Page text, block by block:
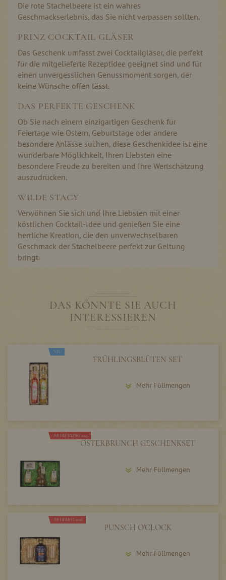
Die rote Stachelbeere ist ein wahres
Geschmackserlebnis, das Sie nicht verpassen sollten.
PRINZ COCKTAIL GLÄSER
Das Geschenk umfasst zwei Cocktailgläser, die perfekt
für die mitgelieferte Rezeptidee geeignet sind und für
einen unvergesslichen Genussmoment sorgen, der
keine Wünsche offen lässt.
DAS PERFEKTE GESCHENK
Ob Sie nach einem einzigartigen Geschenk für
Feiertage wie Ostern, Geburtstage oder andere
besondere Anlässe suchen, diese Geschenkidee ist eine
wunderbare Möglichkeit, Ihren Liebsten eine
besondere Freude zu bereiten und Ihre Wertschätzung
auszudrücken.
WILDE STACY
Verwöhnen Sie sich und Ihre Liebsten mit einer
köstlichen Cocktail-Idee und genießen Sie eine
herrliche Kreation, die den unverwechselbaren
Geschmack der Stachelbeere perfekt zur Geltung
bringt.
DAS KÖNNTE SIE AUCH
INTERESSIEREN
NEU
FRÜHLINGSBLÜTEN SET
Mehr Füllmengen
AB FRÜHLING 2027
OSTERBRUNCH GESCHENKSET
Mehr Füllmengen
AB HERBST 2026
PUNSCH O'CLOCK
Mehr Füllmengen